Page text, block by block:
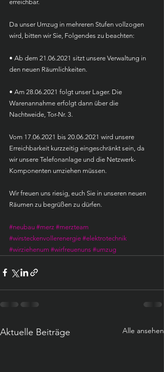
erreichbar.
Da unser Umzug in mehreren Stufen vollzogen
wird, bitten wir Sie, Folgendes zu beachten:
• Ab dem 21.06.2021 sitzt unsere Verwaltung in
den neuen Räumlichkeiten.
• Am 28.06.2021 folgt unser Lager. Die
Warenannahme erfolgt dann über die
Nachtweide, Tor-Nr. 3.
Vom 17.06.2021 bis 20.06.2021 wird unsere
Erreichbarkeit kurzzeitig eingeschränkt sein, da
wir unsere Telefonanlage und die Netzwerk-
Komponenten umziehen müssen.
Wir freuen uns riesig, euch Sie in unseren neuen
Räumen zu begrüßen zu dürfen.
#neubau #merz #merzteam
#wirsteckenvollerenergie #elektrotechnik
#wirziehenum #wirfreuenuns #umzug
Aktuelle Beiträge Alle ansehen